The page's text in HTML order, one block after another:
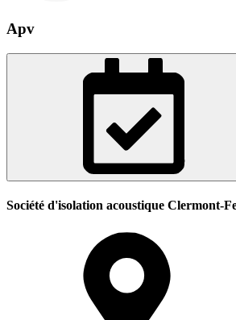
Apv
Société d'isolation acoustique Clermont-